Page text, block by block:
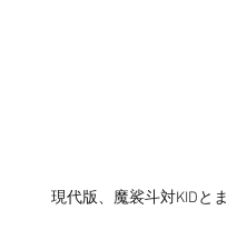
現代版、魔裟斗対KIDと